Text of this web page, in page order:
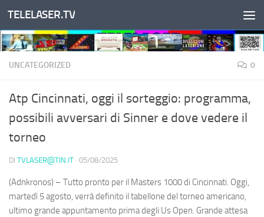
Salta al contenuto
TELELASER.TV
UNCATEGORIZED 0
Atp Cincinnati, oggi il sorteggio: programma,
possibili avversari di Sinner e dove vedere il
torneo
DI TVLASER@TIN.IT · 05/08/2025
(Adnkronos) – Tutto pronto per il Masters 1000 di Cincinnati. Oggi,
martedì 5 agosto, verrà definito il tabellone del torneo americano,
ultimo grande appuntamento prima degli Us Open. Grande attesa